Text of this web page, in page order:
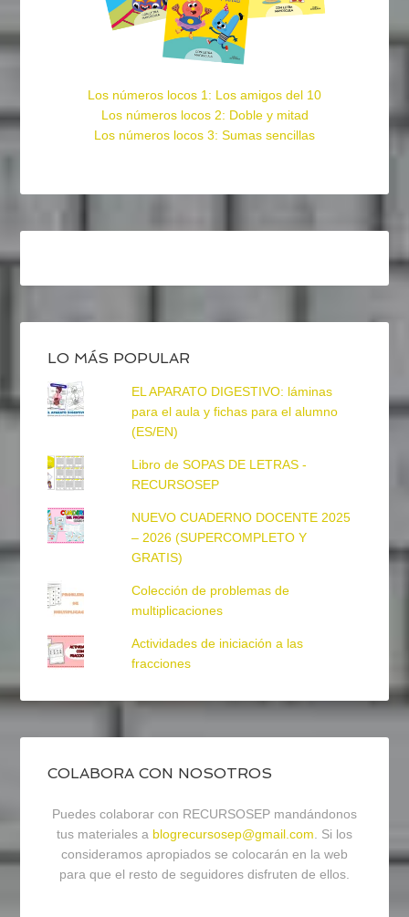
Los números locos 1: Los amigos del 10
Los números locos 2: Doble y mitad
Los números locos 3: Sumas sencillas
LO MÁS POPULAR
EL APARATO DIGESTIVO: láminas
para el aula y fichas para el alumno
(ES/EN)
Libro de SOPAS DE LETRAS -
RECURSOSEP
NUEVO CUADERNO DOCENTE 2025
– 2026 (SUPERCOMPLETO Y
GRATIS)
Colección de problemas de
multiplicaciones
Actividades de iniciación a las
fracciones
COLABORA CON NOSOTROS
Puedes colaborar con RECURSOSEP mandándonos
tus materiales a blogrecursosep@gmail.com. Si los
consideramos apropiados se colocarán en la web
para que el resto de seguidores disfruten de ellos.